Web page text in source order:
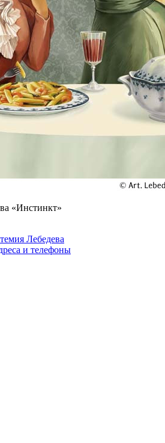
«Инстинкт»
Лебедева
и телефоны